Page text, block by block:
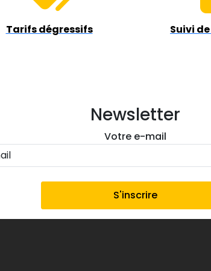
Tarifs dégressifs Suivi
Newsletter
Votre e-mail